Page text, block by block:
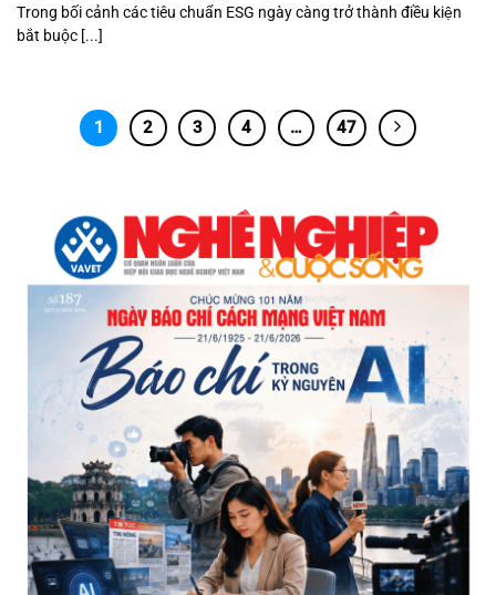
Trong bối cảnh các tiêu chuẩn ESG ngày càng trở thành điều kiện
bắt buộc [...]
1 2 3 4 … 47